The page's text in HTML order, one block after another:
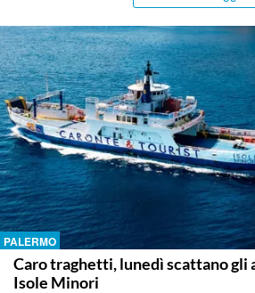
PALERMO
Caro traghetti, lunedì scattano gli
Isole Minori